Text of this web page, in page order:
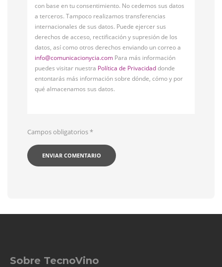
con base en tu consentimiento. No cedemos sus datos
a terceros. Tampoco realizamos transferencias
internacionales de sus datos. Puede ejercer sus
derechos de acceso, rectificación y supresión de los
datos, así como otros derechos enviando un correo a
info@comunicacionycia.com Para más información
puedes visitar nuestra Política de Privacidaddonde
entontarás más información sobre dónde, cómo y por
qué almacenamos sus datos.
Campos obligatorios*
Sobre TecnoVino